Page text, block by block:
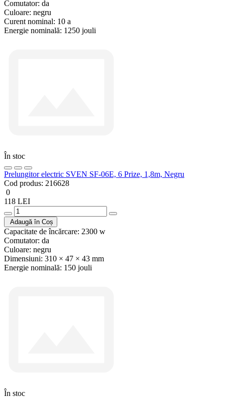
Comutator: da
Culoare: negru
Curent nominal: 10 a
Energie nominală: 1250 jouli
În stoc
Prelungitor electric SVEN SF-06E, 6 Prize, 1,8m, Negru
Cod produs: 216628
0
118 LEI
Adaugă în Coș
Capacitate de încărcare: 2300 w
Comutator: da
Culoare: negru
Dimensiuni: 310 × 47 × 43 mm
Energie nominală: 150 jouli
În stoc